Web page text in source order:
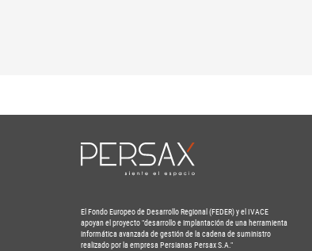
El Fondo Europeo de Desarrollo Regional (FEDER) y el IVACE
apoyan el proyecto "desarrollo e implantación de una herramienta
informática avanzada de gestión de la cadena de suministro
realizado por la empresa Persianas Persax S.A."